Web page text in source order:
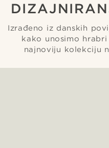
Izrađeno iz danskih
kako unosimo
najnoviju kolekciju